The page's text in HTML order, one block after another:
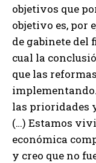
objetivos que
objetivo es, por
de gabinete del
cual la
que las
las prioridades
(…) Estamos
económica
y creo que no